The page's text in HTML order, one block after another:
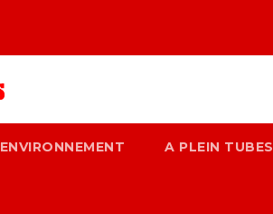
ENVIRONNEMENT A PLEIN TUBES